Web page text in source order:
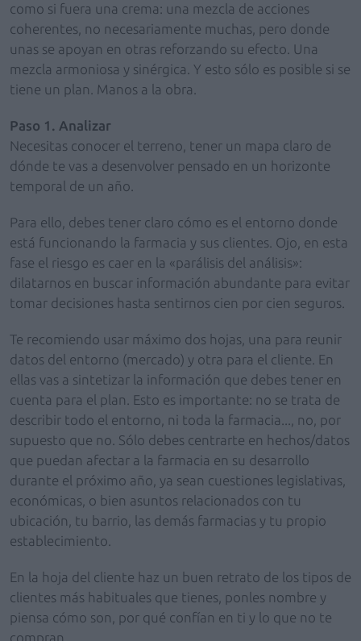
como si fuera una crema: una mezcla de acciones
coherentes, no necesariamente muchas, pero donde
unas se apoyan en otras reforzando su efecto. Una
mezcla armoniosa y sinérgica. Y esto sólo es posible si se
tiene un plan. Manos a la obra.
Paso 1. Analizar
Necesitas conocer el terreno, tener un mapa claro de
dónde te vas a desenvolver pensado en un horizonte
temporal de un año.
Para ello, debes tener claro cómo es el entorno donde
está funcionando la farmacia y sus clientes. Ojo, en esta
fase el riesgo es caer en la «parálisis del análisis»:
dilatarnos en buscar información abundante para evitar
tomar decisiones hasta sentirnos cien por cien seguros.
Te recomiendo usar máximo dos hojas, una para reunir
datos del entorno (mercado) y otra para el cliente. En
ellas vas a sintetizar la información que debes tener en
cuenta para el plan. Esto es importante: no se trata de
describir todo el entorno, ni toda la farmacia..., no, por
supuesto que no. Sólo debes centrarte en hechos/datos
que puedan afectar a la farmacia en su desarrollo
durante el próximo año, ya sean cuestiones legislativas,
económicas, o bien asuntos relacionados con tu
ubicación, tu barrio, las demás farmacias y tu propio
establecimiento.
En la hoja del cliente haz un buen retrato de los tipos de
clientes más habituales que tienes, ponles nombre y
piensa cómo son, por qué confían en ti y lo que no te
compran.